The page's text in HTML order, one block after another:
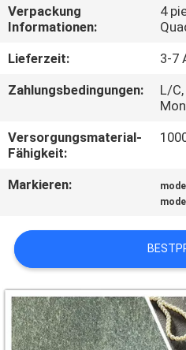
KONTAKT
UNS
EIN
ANGEBOT
SITEMAP
Verpackung
Informationen:
4
Lieferzeit:
3-7
Zahlungsbedingungen:
L/
Versorgungsmaterial-
Fähigkeit:
Markieren: